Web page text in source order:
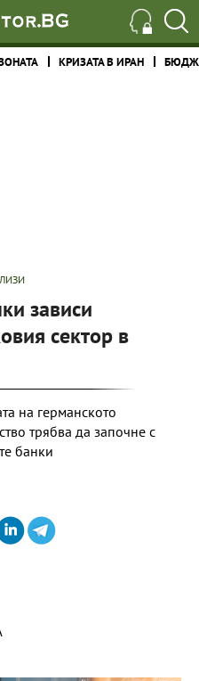
КРИЗАТА В ИРАН
зависи
сектор в
на германското
трябва да започне с
банки